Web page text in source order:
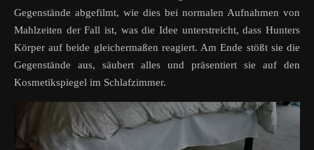
Gegenstände abgefilmt, wie dies bei normalen Aufnahmen von
Mahlzeiten der Fall ist, was die Idee unterstreicht, dass Hunters
Körper auf beide gleichermaßen reagiert. Am Ende stößt sie die
Gegenstände aus, säubert alles und präsentiert sie auf den
Kosmetikspiegel im Schlafzimmer.